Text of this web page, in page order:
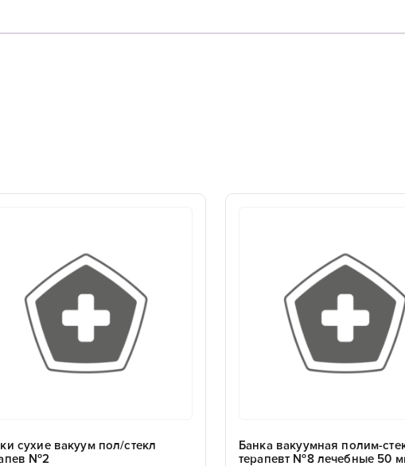
сухие вакуум пол/стекл
№2
Банка вакуумная полим-
терапевт №8 лечебные 50